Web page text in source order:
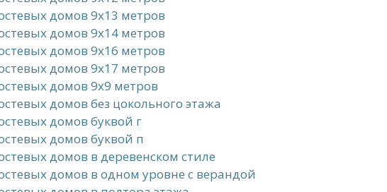
домов 9x13 метров
домов 9x14 метров
домов 9x16 метров
домов 9x17 метров
домов 9x9 метров
домов без цокольного этажа
домов буквой г
домов буквой п
домов в деревенском стиле
домов в одном уровне с верандой